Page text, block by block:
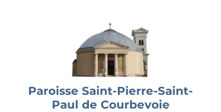
Paroisse Saint-Pierre-Saint-
Paul de Courbevoie